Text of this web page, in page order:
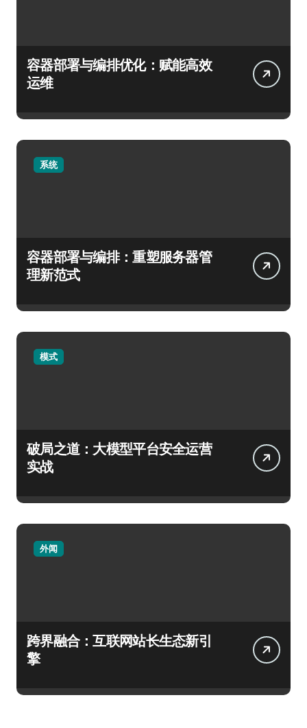
容器部署与编排优化：赋能高效
运维
系统
容器部署与编排：重塑服务器管
理新范式
模式
破局之道：大模型平台安全运营
实战
外闻
跨界融合：互联网站长生态新引
擎